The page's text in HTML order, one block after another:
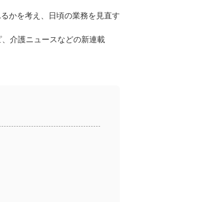
かを考え、日頃の業務を見直す
介護ニュースなどの新連載